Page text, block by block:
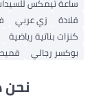
ساعة تيمكس
قلادة
زي عربي
كنزات بناتية رياضية
بوكسر رجالي
نحن